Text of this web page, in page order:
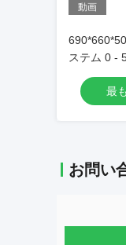
動画
ステム 0 -
最
お問い